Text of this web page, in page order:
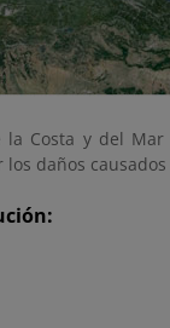
Costa y del
daños